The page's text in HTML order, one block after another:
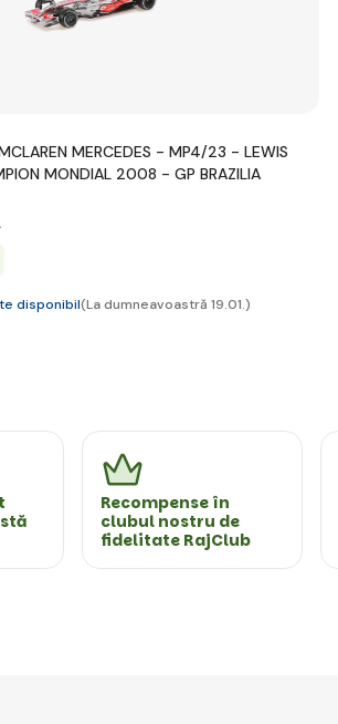
MERCEDES - MP4/23 - LEWIS
MONDIAL 2008 - GP BRAZILIA
disponibil(La dumneavoastră 19.01.)
Recompense în
clubul nostru de
fidelitate RajClub